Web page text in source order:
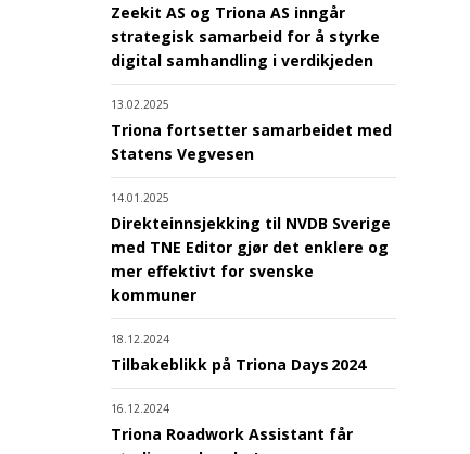
Zeekit AS og Triona AS inngår
strategisk samarbeid for å styrke
digital samhandling i verdikjeden
13.02.2025
Triona fortsetter samarbeidet med
Statens Vegvesen
14.01.2025
Direkteinnsjekking til NVDB Sverige
med TNE Editor gjør det enklere og
mer effektivt for svenske
kommuner
18.12.2024
Tilbakeblikk på Triona Days 2024
16.12.2024
Triona Roadwork Assistant får